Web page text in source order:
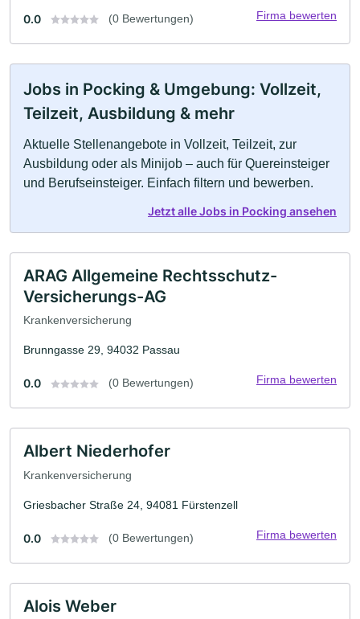
0.0 (0 Bewertungen) Firma bewerten
Jobs in Pocking & Umgebung: Vollzeit,
Teilzeit, Ausbildung & mehr
Aktuelle Stellenangebote in Vollzeit, Teilzeit, zur
Ausbildung oder als Minijob – auch für Quereinsteiger
und Berufseinsteiger. Einfach filtern und bewerben.
Jetzt alle Jobs in Pocking ansehen
ARAG Allgemeine Rechtsschutz-
Versicherungs-AG
Krankenversicherung
Brunngasse 29, 94032 Passau
0.0 (0 Bewertungen) Firma bewerten
Albert Niederhofer
Krankenversicherung
Griesbacher Straße 24, 94081 Fürstenzell
0.0 (0 Bewertungen) Firma bewerten
Alois Weber